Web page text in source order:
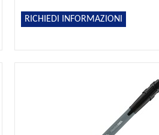
RICHIEDI INFORMAZIONI